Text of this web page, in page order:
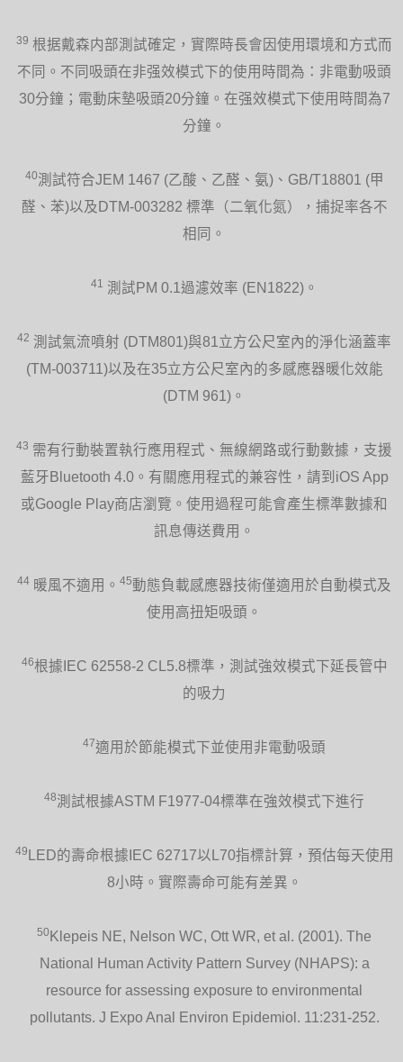
39 根据戴森内部測試確定，實際時長會因使用環境和方式而
不同。不同吸頭在非强效模式下的使用時間為：非電動吸頭
30分鐘；電動床墊吸頭20分鐘。在强效模式下使用時間為7
分鐘。
40測試符合JEM 1467 (乙酸、乙醛、氨)、GB/T18801 (甲
醛、苯)以及DTM-003282 標準（二氧化氮），捕捉率各不
相同。
41 測試PM 0.1過濾效率 (EN1822)。
42 測試氣流噴射 (DTM801)與81立方公尺室內的淨化涵蓋率
(TM-003711)以及在35立方公尺室內的多感應器暖化效能
(DTM 961)。
43 需有行動裝置執行應用程式、無線網路或行動數據，支援
藍牙Bluetooth 4.0。有關應用程式的兼容性，請到iOS App
或Google Play商店瀏覽。使用過程可能會產生標準數據和
訊息傳送費用。
44 暖風不適用。 45動態負載感應器技術僅適用於自動模式及
使用高扭矩吸頭。
46根據IEC 62558-2 CL5.8標準，測試強效模式下延長管中
的吸力
47適用於節能模式下並使用非電動吸頭
48測試根據ASTM F1977-04標準在強效模式下進行
49
LED的壽命根據IEC 62717以L70指標計算，預估每天使用
8小時。實際壽命可能有差異。
50 Klepeis NE, Nelson WC, Ott WR, et al. (2001). The
National Human Activity Pattern Survey (NHAPS): a
resource for assessing exposure to environmental
pollutants. J Expo Anal Environ Epidemiol. 11:231-252.